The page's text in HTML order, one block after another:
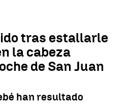
tras estallarle
la cabeza
de San Juan
han resultado